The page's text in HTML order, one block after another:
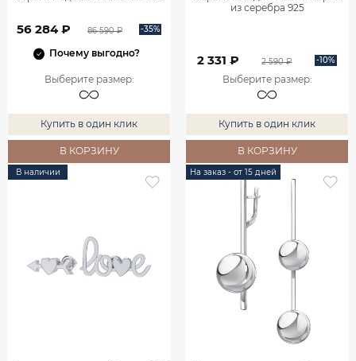
56 284 ₽ 86 590 ₽ -35%
Почему выгодно?
Выберите размер:
Купить в один клик
В КОРЗИНУ
из серебра 925
2 331 ₽ 2 590 ₽ -10%
Выберите размер:
Купить в один клик
В КОРЗИНУ
В наличии На заказ - от 15 дней